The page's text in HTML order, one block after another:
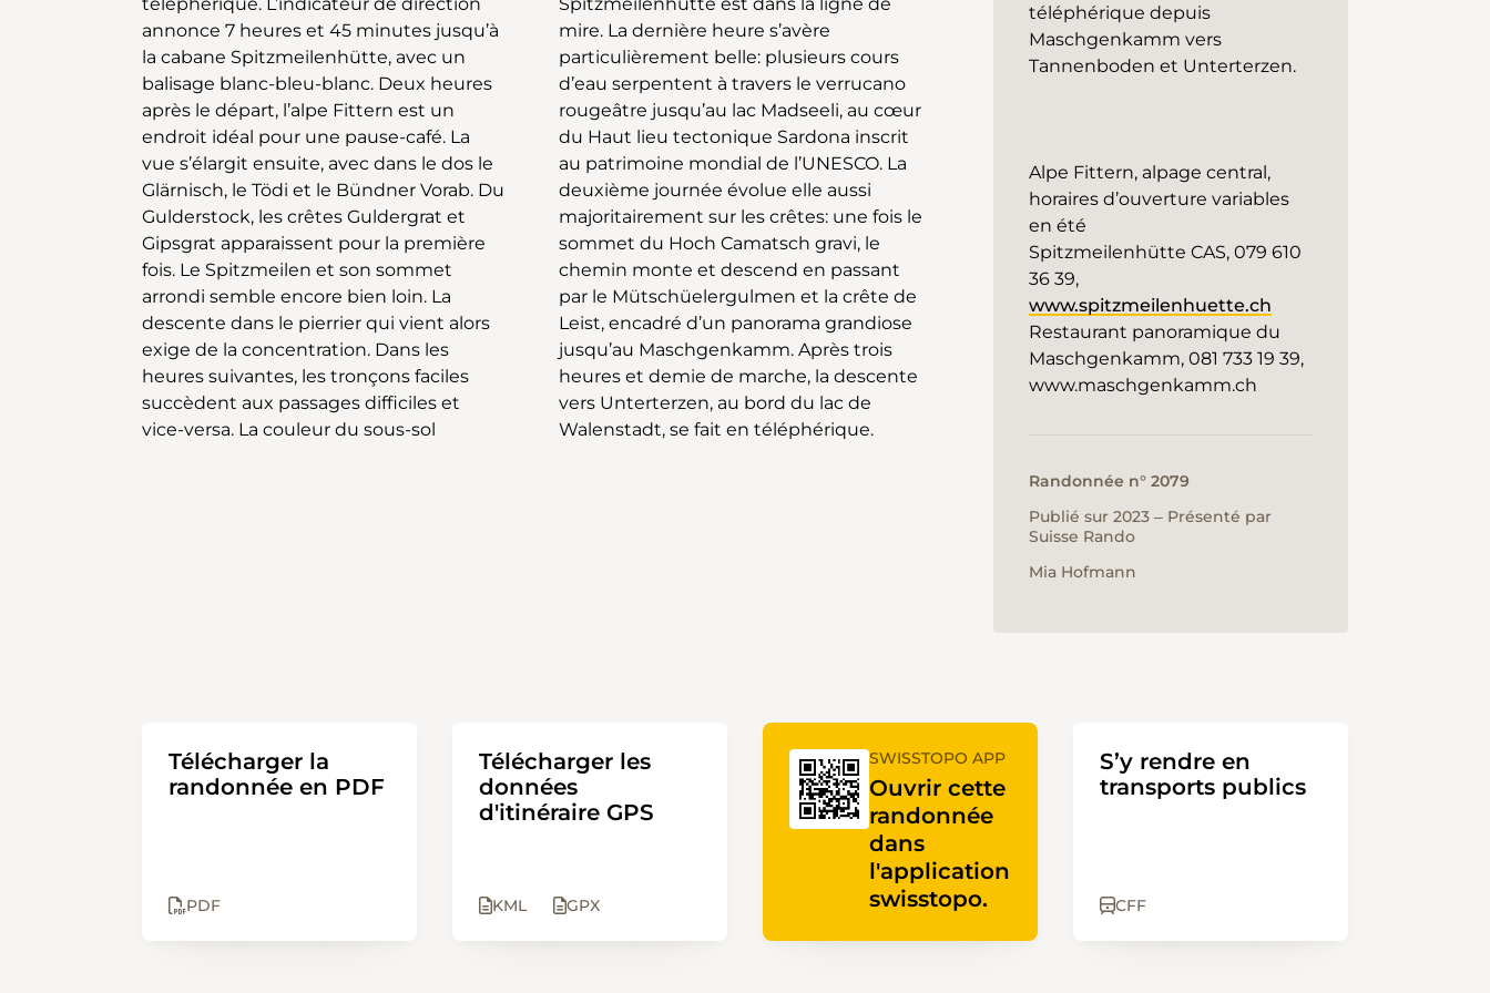
annonce 7 heures et 45 minutes jusqu’à
la cabane Spitzmeilenhütte, avec un
balisage blanc-bleu-blanc. Deux heures
après le départ, l’alpe Fittern est un
endroit idéal pour une pause-café. La
vue s’élargit ensuite, avec dans le dos le
Glärnisch, le Tödi et le Bündner Vorab. Du
Gulderstock, les crêtes Guldergrat et
Gipsgrat apparaissent pour la première
fois. Le Spitzmeilen et son sommet
arrondi semble encore bien loin. La
descente dans le pierrier qui vient alors
exige de la concentration. Dans les
heures suivantes, les tronçons faciles
succèdent aux passages difficiles et
vice-versa. La couleur du sous-sol
mire. La dernière heure s’avère
particulièrement belle: plusieurs cours
d’eau serpentent à travers le verrucano
rougeâtre jusqu’au lac Madseeli, au cœur
du Haut lieu tectonique Sardona inscrit
au patrimoine mondial de l’UNESCO. La
deuxième journée évolue elle aussi
majoritairement sur les crêtes: une fois le
sommet du Hoch Camatsch gravi, le
chemin monte et descend en passant
par le Mütschüelergulmen et la crête de
Leist, encadré d’un panorama grandiose
jusqu’au Maschgenkamm. Après trois
heures et demie de marche, la descente
vers Unterterzen, au bord du lac de
Walenstadt, se fait en téléphérique.
téléphérique depuis
Maschgenkamm vers
Tannenboden et Unterterzen.
Alpe Fittern, alpage central,
horaires d’ouverture variables
en été
Spitzmeilenhütte CAS, 079 610
36 39,
www.spitzmeilenhuette.ch
Restaurant panoramique du
Maschgenkamm, 081 733 19 39,
www.maschgenkamm.ch
Randonnée n° 2079
Publié sur 2023 ‒ Présenté par
Suisse Rando
Mia Hofmann
Télécharger la
randonnée en PDF
PDF
Télécharger les
données
d'itinéraire GPS
KML GPX
SWISSTOPO APP
Ouvrir cette
randonnée
dans
l'application
swisstopo.
S’y rendre en
transports publics
CFF